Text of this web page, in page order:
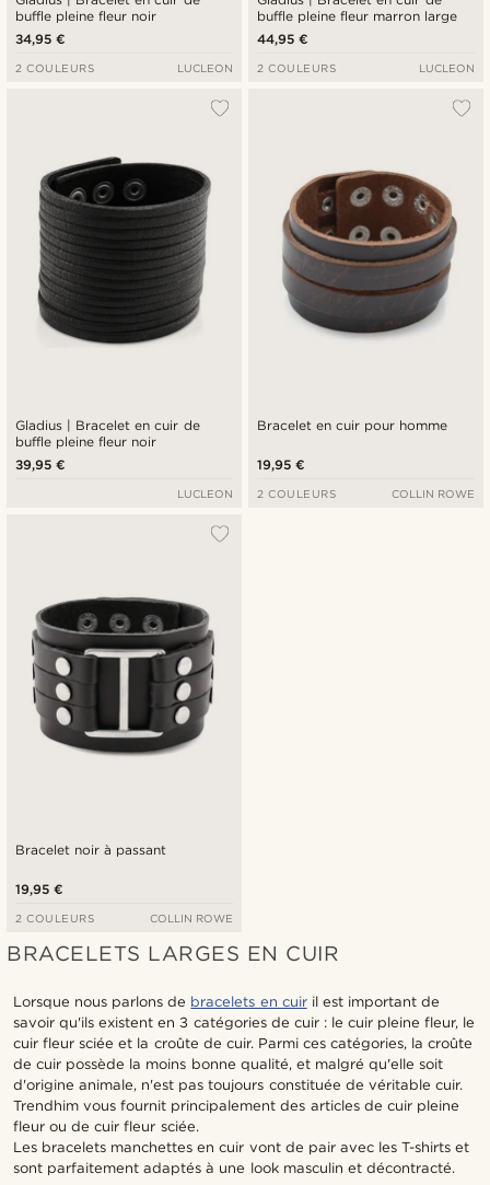
buffle pleine fleur noir
34,95 €
2 COULEURS LUCLEON
buffle pleine fleur marron large
44,95 €
2 COULEURS LUCLEON
Gladius | Bracelet en cuir de
buffle pleine fleur noir
39,95 €
LUCLEON
Bracelet en cuir pour homme
19,95 €
2 COULEURS COLLIN ROWE
Bracelet noir à passant
19,95 €
2 COULEURS COLLIN ROWE
BRACELETS LARGES EN CUIR
Lorsque nous parlons de bracelets en cuiril est important de
savoir qu'ils existent en 3 catégories de cuir : le cuir pleine fleur, le
cuir fleur sciée et la croûte de cuir. Parmi ces catégories, la croûte
de cuir possède la moins bonne qualité, et malgré qu'elle soit
d'origine animale, n'est pas toujours constituée de véritable cuir.
Trendhim vous fournit principalement des articles de cuir pleine
fleur ou de cuir fleur sciée.
Les bracelets manchettes en cuir vont de pair avec les T-shirts et
sont parfaitement adaptés à une look masculin et décontracté.